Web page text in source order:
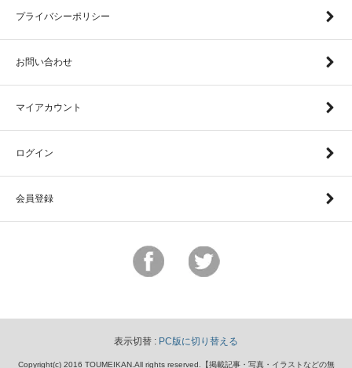
プライバシーポリシー
お問い合わせ
マイアカウント
ログイン
会員登録
表示切替 : PC版に切り替える
Copyright(c) 2016 TOUMEIKAN.All rights reserved.【掲載記事・写真・イラストなどの無